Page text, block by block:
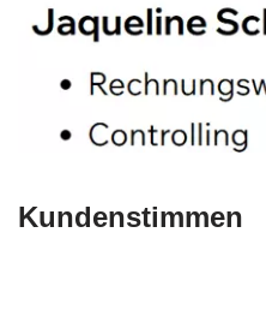
Kundenstimmen